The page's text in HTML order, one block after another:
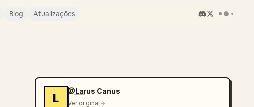
Blog Atualizações
L
@Larus Canus
Ver original